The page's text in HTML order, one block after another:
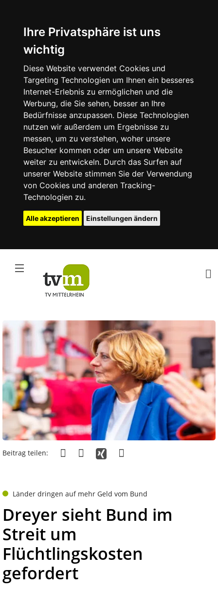
Ihre Privatsphäre ist uns
wichtig
Diese Website verwendet Cookies und
Targeting Technologien um Ihnen ein besseres
Internet-Erlebnis zu ermöglichen und die
Werbung, die Sie sehen, besser an Ihre
Bedürfnisse anzupassen. Diese Technologien
nutzen wir außerdem um Ergebnisse zu
messen, um zu verstehen, woher unsere
Besucher kommen oder um unsere Website
weiter zu entwickeln. Durch das Surfen auf
unserer Website stimmen Sie der Verwendung
von Cookies und anderen Tracking-
Technologien zu.
Alle akzeptieren Einstellungen ändern
Beitrag teilen:
Länder dringen auf mehr Geld vom Bund
Dreyer sieht Bund im
Streit um
Flüchtlingskosten
gefordert